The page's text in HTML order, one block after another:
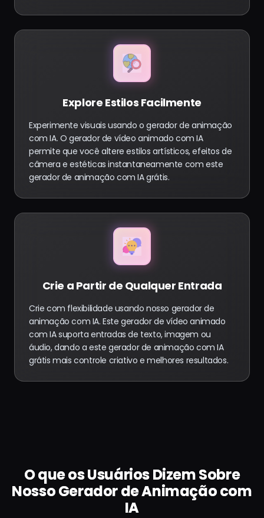
Explore Estilos Facilmente
Experimente visuais usando o gerador de animação
com IA. O gerador de vídeo animado com IA
permite que você altere estilos artísticos, efeitos de
câmera e estéticas instantaneamente com este
gerador de animação com IA grátis.
Crie a Partir de Qualquer Entrada
Crie com flexibilidade usando nosso gerador de
animação com IA. Este gerador de vídeo animado
com IA suporta entradas de texto, imagem ou
áudio, dando a este gerador de animação com IA
grátis mais controle criativo e melhores resultados.
O que os Usuários Dizem Sobre
Nosso Gerador de Animação com
IA